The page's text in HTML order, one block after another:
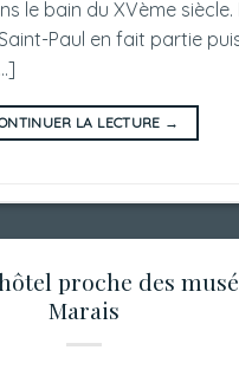
le bain du XVème siècle.
Paul en fait partie
LA LECTURE →
proche des
Marais